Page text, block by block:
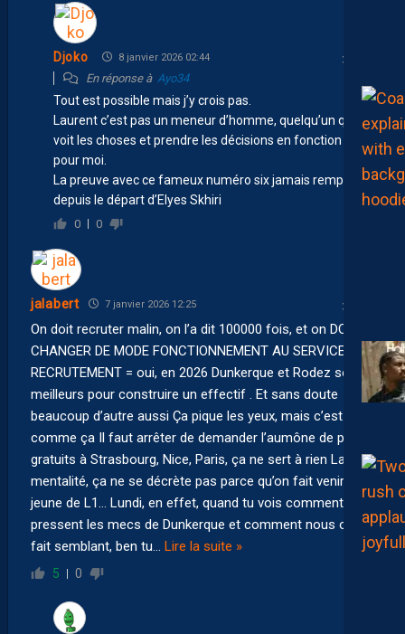
Djoko 8 janvier 2026 02:44
En réponse à Ayo34
Tout est possible mais j’y crois pas.
Laurent c’est pas un meneur d’homme, quelqu’un qui
voit les choses et prendre les décisions en fonction de
pour moi.
La preuve avec ce fameux numéro six jamais remplacé
depuis le départ d’Elyes Skhiri
0 0
jalabert 7 janvier 2026 12:25
On doit recruter malin, on l’a dit 100000 fois, et on DOIT
CHANGER DE MODE FONCTIONNEMENT AU SERVICE
RECRUTEMENT = oui, en 2026 Dunkerque et Rodez sont
meilleurs pour construire un effectif . Et sans doute
beaucoup d’autre aussi Ça pique les yeux, mais c’est
comme ça Il faut arrêter de demander l’aumône de prêts
gratuits à Strasbourg, Nice, Paris, ça ne sert à rien La
mentalité, ça ne se décrète pas parce qu’on fait venir un
jeune de L1… Lundi, en effet, quand tu vois comment
pressent les mecs de Dunkerque et comment nous on
fait semblant, ben tu
Lire la suite »
5 0